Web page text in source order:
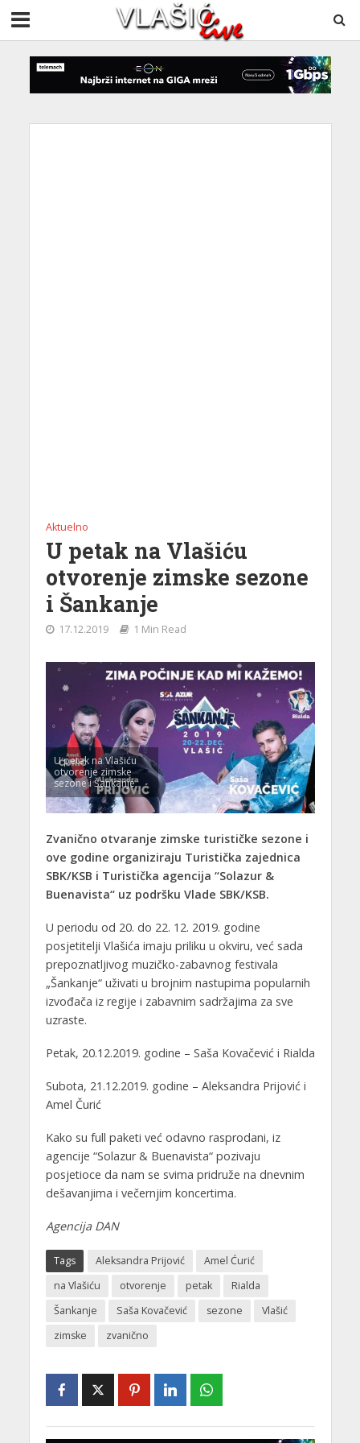
Aktuelno
U petak na Vlašiću
otvorenje zimske sezone
i Šankanje
17.12.2019 1 Min Read
U petak na Vlašiću
otvorenje zimske
sezone i Šankanje
Zvanično otvaranje zimske turističke sezone i
ove godine organiziraju Turistička zajednica
SBK/KSB i Turistička agencija “Solazur &
Buenavista“ uz podršku Vlade SBK/KSB.
U periodu od 20. do 22. 12. 2019. godine
posjetitelji Vlašića imaju priliku u okviru, već sada
prepoznatljivog muzičko-zabavnog festivala
„Šankanje“ uživati u brojnim nastupima popularnih
izvođača iz regije i zabavnim sadržajima za sve
uzraste.
Petak, 20.12.2019. godine – Saša Kovačević i Rialda
Subota, 21.12.2019. godine – Aleksandra Prijović i
Amel Čurić
Kako su full paketi već odavno rasprodani, iz
agencije “Solazur & Buenavista“ pozivaju
posjetioce da nam se svima pridruže na dnevnim
dešavanjima i večernjim koncertima.
Agencija DAN
Tags Aleksandra Prijović
Amel Ćurić
na Vlašiću
otvorenje petak
Rialda
Šankanje
Saša Kovačević sezone
Vlašić
zimske
zvanično